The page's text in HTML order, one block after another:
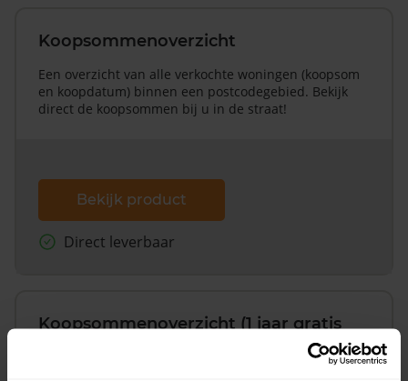
Koopsommenoverzicht
Een overzicht van alle verkochte woningen (koopsom
en koopdatum) binnen een postcodegebied. Bekijk
direct de koopsommen bij u in de straat!
Bekijk product
Direct leverbaar
Koopsommenoverzicht (1 jaar gratis